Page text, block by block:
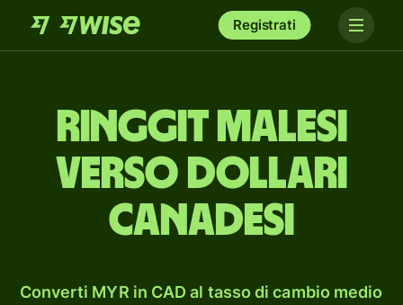
Registrati
ringgit malesi
verso dollari
canadesi
Converti MYR in CAD al tasso di cambio medio